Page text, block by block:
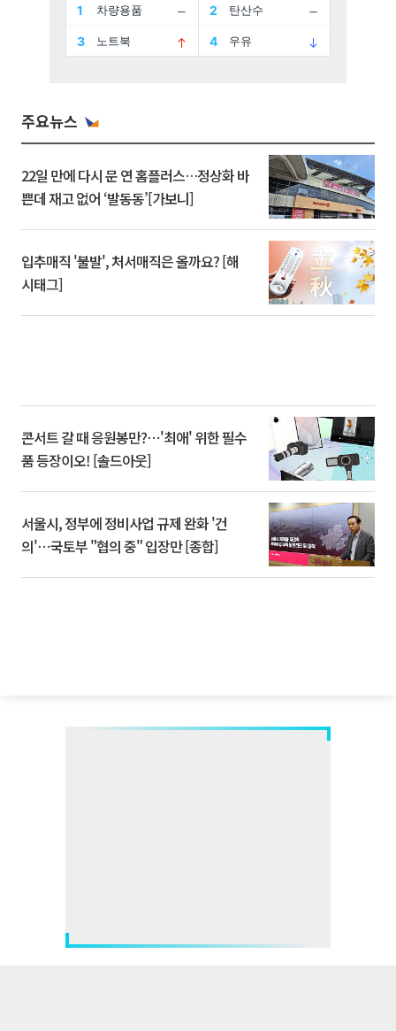
주요뉴스
22일 만에 다시 문 연 홈플러스…정상화 바
쁜데 재고 없어 ‘발동동’[가보니]
입추매직 '불발', 처서매직은 올까요? [해
시태그]
콘서트 갈 때 응원봉만?⋯'최애' 위한 필수
품 등장이오! [솔드아웃]
서울시, 정부에 정비사업 규제 완화 '건
의'⋯국토부 "협의 중" 입장만 [종합]